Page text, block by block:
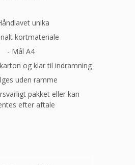
unika
kortmateriale
- Mål A4
og klar til indramning
uden ramme
pakket eller kan
efter aftale